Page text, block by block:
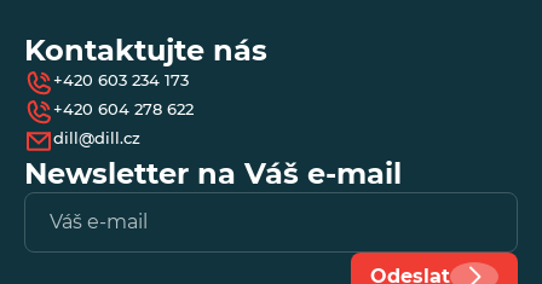
Kontaktujte nás
+420 603 234 173
+420 604 278 622
dill@dill.cz
Newsletter na Váš e-mail
Odeslat